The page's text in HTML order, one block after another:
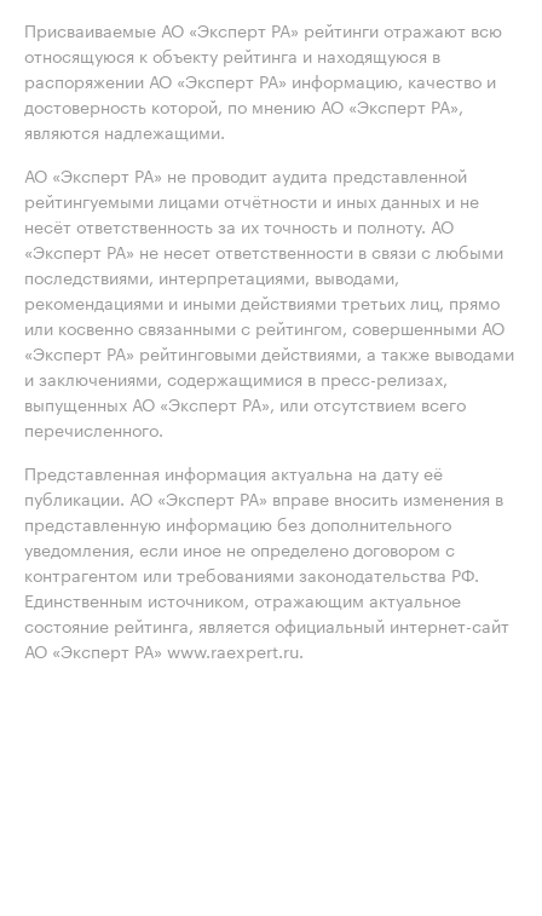
Присваиваемые АО «Эксперт РА» рейтинги отражают всю
относящуюся к объекту рейтинга и находящуюся в
распоряжении АО «Эксперт РА» информацию, качество и
достоверность которой, по мнению АО «Эксперт РА»,
являются надлежащими.
АО «Эксперт РА» не проводит аудита представленной
рейтингуемыми лицами отчётности и иных данных и не
несёт ответственность за их точность и полноту. АО
«Эксперт РА» не несет ответственности в связи с любыми
последствиями, интерпретациями, выводами,
рекомендациями и иными действиями третьих лиц, прямо
или косвенно связанными с рейтингом, совершенными АО
«Эксперт РА» рейтинговыми действиями, а также выводами
и заключениями, содержащимися в пресс-релизах,
выпущенных АО «Эксперт РА», или отсутствием всего
перечисленного.
Представленная информация актуальна на дату её
публикации. АО «Эксперт РА» вправе вносить изменения в
представленную информацию без дополнительного
уведомления, если иное не определено договором с
контрагентом или требованиями законодательства РФ.
Единственным источником, отражающим актуальное
состояние рейтинга, является официальный интернет-сайт
АО «Эксперт РА» www.raexpert.ru.